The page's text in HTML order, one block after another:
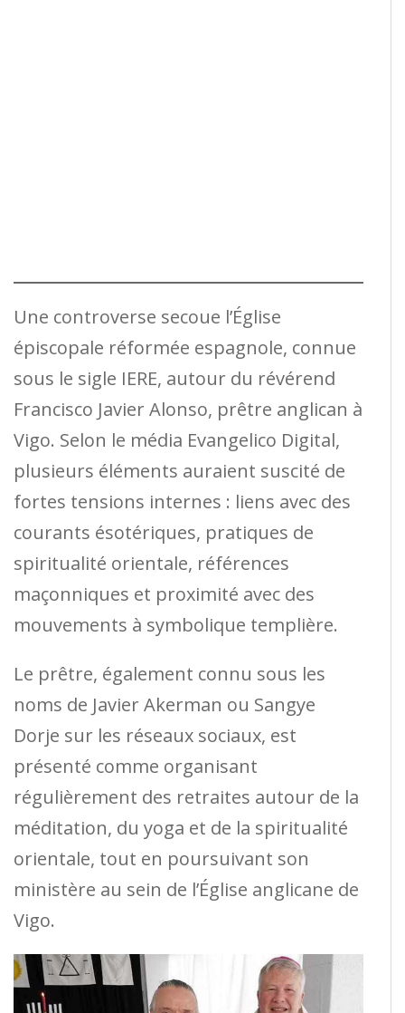
Une controverse secoue l’Église
épiscopale réformée espagnole, connue
sous le sigle IERE, autour du révérend
Francisco Javier Alonso, prêtre anglican à
Vigo. Selon le média Evangelico Digital,
plusieurs éléments auraient suscité de
fortes tensions internes : liens avec des
courants ésotériques, pratiques de
spiritualité orientale, références
maçonniques et proximité avec des
mouvements à symbolique templière.
Le prêtre, également connu sous les
noms de Javier Akerman ou Sangye
Dorje sur les réseaux sociaux, est
présenté comme organisant
régulièrement des retraites autour de la
méditation, du yoga et de la spiritualité
orientale, tout en poursuivant son
ministère au sein de l’Église anglicane de
Vigo.